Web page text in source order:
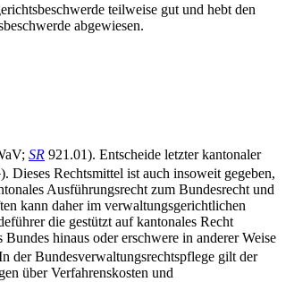
teilweise gut und hebt den
abgewiesen.
SR 921.01). Entscheide letzter kantonaler
). Dieses Rechtsmittel ist auch insoweit gegeben,
Ausführungsrecht zum Bundesrecht und
kann daher im verwaltungsgerichtlichen
die gestützt auf kantonales Recht
hinaus oder erschwere in anderer Weise
der Bundesverwaltungsrechtspflege gilt der
über Verfahrenskosten und